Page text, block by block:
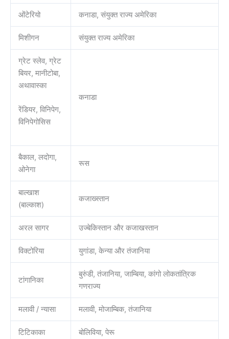
ओंटेरियो कनाडा, संयुक्त राज्य अमेरिका
मिशीगन संयुक्त राज्य अमेरिका
ग्रेट स्लेव, ग्रेट
बियर, मानीटोबा,
अथावास्का
रेंडियर, विनिपेग,
विनिपेगोसिस
कनाडा
बैकाल, लदोगा,
ओनेगा
रूस
बाल्खाश
(बाल्काश)
कजाख्स्तान
अरल सागर उज्बेकिस्तान और कजाखस्तान
विक्टोरिया युगांडा, केन्या और तंजानिया
टांगानिका
बुरुंडी, तंजानिया, जाम्बिया, कांगो लोकतांत्रिक
गणराज्य
मलावी / न्यासा मलावी, मोजाम्बिक, तंजानिया
टिटिकाका बोलिविया, पेरू